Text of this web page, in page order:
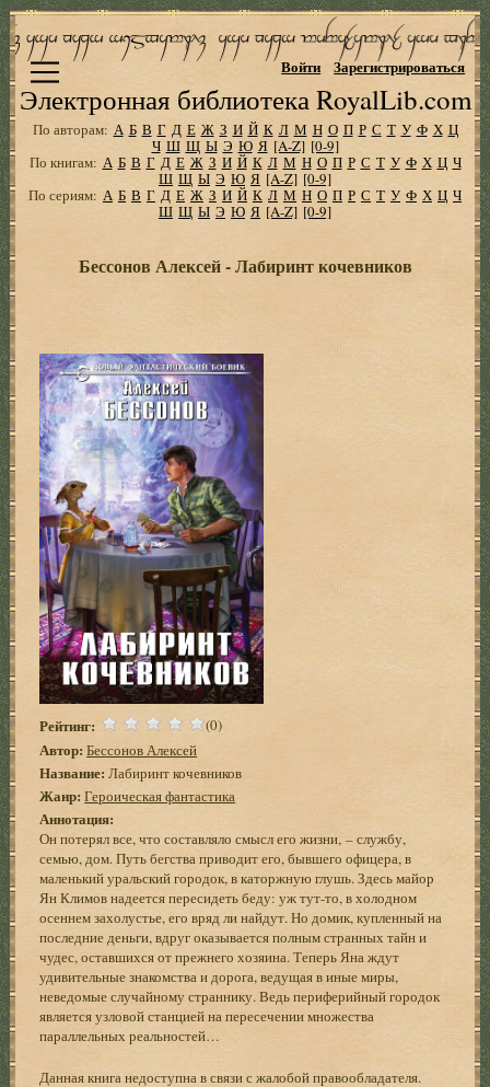
Электронная библиотека RoyalLib.com
Войти Зарегистрироваться
По авторам: А Б В Г Д Е Ж З И Й К Л М Н О П Р С Т У Ф Х Ц
Ч Ш Щ Ы Э Ю Я [A-Z] [0-9]
По книгам: А Б В Г Д Е Ж З И Й К Л М Н О П Р С Т У Ф Х Ц Ч
Ш Щ Ы Э Ю Я [A-Z] [0-9]
По сериям: А Б В Г Д Е Ж З И Й К Л М Н О П Р С Т У Ф Х Ц Ч
Ш Щ Ы Э Ю Я [A-Z] [0-9]
Бессонов Алексей - Лабиринт кочевников
Рейтинг: (0)
Автор: Бессонов Алексей
Название: Лабиринт кочевников
Жанр: Героическая фантастика
Аннотация:
Он потерял все, что составляло смысл его жизни, – службу,
семью, дом. Путь бегства приводит его, бывшего офицера, в
маленький уральский городок, в каторжную глушь. Здесь майор
Ян Климов надеется пересидеть беду: уж тут-то, в холодном
осеннем захолустье, его вряд ли найдут. Но домик, купленный на
последние деньги, вдруг оказывается полным странных тайн и
чудес, оставшихся от прежнего хозяина. Теперь Яна ждут
удивительные знакомства и дорога, ведущая в иные миры,
неведомые случайному страннику. Ведь периферийный городок
является узловой станцией на пересечении множества
параллельных реальностей…
Данная книга недоступна в связи с жалобой правообладателя.